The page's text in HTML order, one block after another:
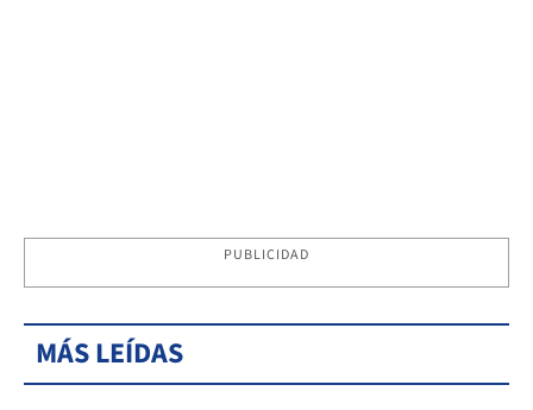
PUBLICIDAD
MÁS LEÍDAS